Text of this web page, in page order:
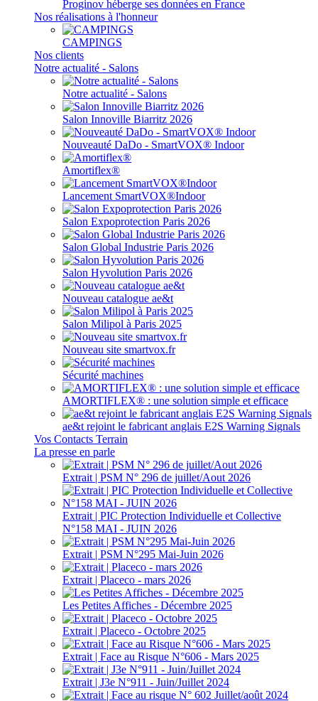
Proginov héberge ses données en France
Nos réalisations à l'honneur
CAMPINGS
Nos clients
Notre actualité - Salons
Notre actualité - Salons
Salon Innoville Biarritz 2026
Nouveauté DaDo - SmartVOX® Indoor
Amortiflex®
Lancement SmartVOX®Indoor
Salon Expoprotection Paris 2026
Salon Global Industrie Paris 2026
Salon Hyvolution Paris 2026
Nouveau catalogue ae&t
Salon Milipol à Paris 2025
Nouveau site smartvox.fr
Sécurité machines
AMORTIFLEX® : une solution simple et efficace
ae&t rejoint le fabricant anglais E2S Warning Signals
Vos Contacts Terrain
La presse en parle
Extrait | PSM N° 296 de juillet/Aout 2026
Extrait | PIC Protection Individuelle et Collective
N°158 MAI - JUIN 2026
Extrait | PSM N°295 Mai-Juin 2026
Extrait | Placeco - mars 2026
Les Petites Affiches - Décembre 2025
Extrait | Placeco - Octobre 2025
Extrait | Face au Risque N°606 - Mars 2025
Extrait | J3e N°911 - Juin/Juillet 2024